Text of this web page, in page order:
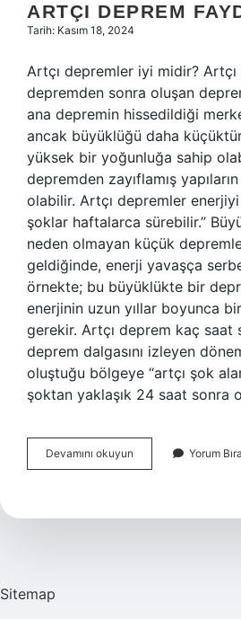
ARTÇI DEPREM
Tarih: Kasım 18, 2024
Artçı depremler iyi midir? Artçı
depremden sonra oluşan
ana depremin hissedildiği
ancak büyüklüğü daha
yüksek bir yoğunluğa sahip
depremden zayıflamış
olabilir. Artçı depremler enerjiyi
şoklar haftalarca sürebilir.”
neden olmayan küçük
geldiğinde, enerji yavaşça
örnekte; bu büyüklükte bir
enerjinin uzun yıllar boyunca
gerekir. Artçı deprem kaç saat
deprem dalgasını izleyen
oluştuğu bölgeye “artçı şok
şoktan yaklaşık 24 saat sonra
Devamını okuyun
Deprem
Yorum
Sitemap